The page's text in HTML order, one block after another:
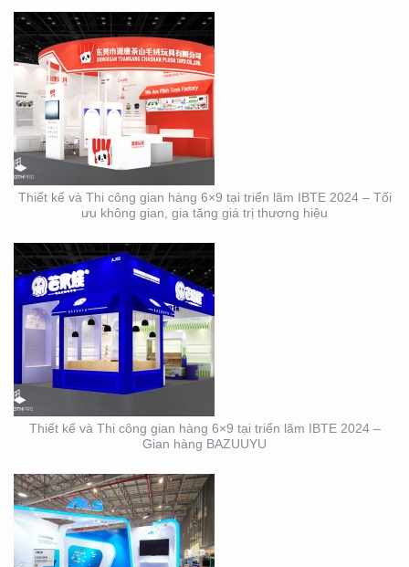
Thiết kế và Thi công gian hàng 6×9 tại triển lãm IBTE 2024 – Tối
ưu không gian, gia tăng giá trị thương hiệu
THIẾT KẾ VÀ THI CÔNG
GIAN HÀNG 6×9 TẠI
TRIỂN LÃM IBTE 2024 –
GIAN HÀNG BAZUUYU
Thiết kế và Thi công gian hàng 6×9 tại triển lãm IBTE 2024 –
Gian hàng BAZUUYU
DỊCH VỤ THIẾT KẾ VÀ
THI CÔNG GIAN HÀNG
TRIỂN LÃM NGÀNH
LOGISTICS CÔNG TY
ALS
THIẾT KẾ THI CÔNG